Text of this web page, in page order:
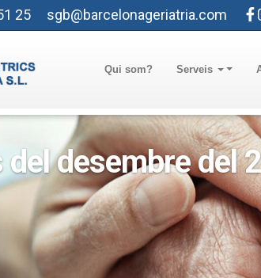
25 sgb@barcelonageriatria.com
Qui som? Serveis
desembre del